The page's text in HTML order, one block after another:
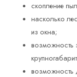
скопление
насколько
из окна;
возможность
возможность